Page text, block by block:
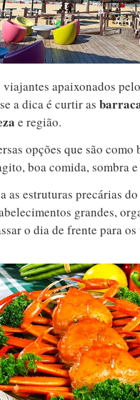
viajantes apaixonados
a dica é curtir as
e região.
opções que são como
boa comida, sombra
as estruturas precárias
grandes,
o dia de frente para os